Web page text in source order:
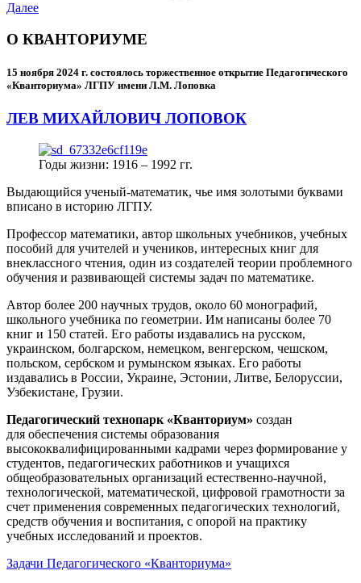
Далее
О КВАНТОРИУМЕ
15 ноября 2024 г. состоялось торжественное открытие Педагогического
«Кванториума» ЛГПУ имени Л.М. Лоповка
ЛЕВ МИХАЙЛОВИЧ ЛОПОВОК
Годы жизни: 1916 – 1992 гг.
Выдающийся ученый-математик, чье имя золотыми буквами
вписано в историю ЛГПУ.
Профессор математики, автор школьных учебников, учебных
пособий для учителей и учеников, интересных книг для
внеклассного чтения, один из создателей теории проблемного
обучения и развивающей системы задач по математике.
Автор более 200 научных трудов, около 60 монографий,
школьного учебника по геометрии. Им написаны более 70
книг и 150 статей. Его работы издавались на русском,
украинском, болгарском, немецком, венгерском, чешском,
польском, сербском и румынском языках. Его работы
издавались в России, Украине, Эстонии, Литве, Белоруссии,
Узбекистане, Грузии.
Педагогический технопарк «Кванториум» создан
для обеспечения системы образования
высококвалифицированными кадрами через формирование у
студентов, педагогических работников и учащихся
общеобразовательных организаций естественно-научной,
технологической, математической, цифровой грамотности за
счет применения современных педагогических технологий,
средств обучения и воспитания, с опорой на практику
учебных исследований и проектов.
Задачи Педагогического «Кванториума»